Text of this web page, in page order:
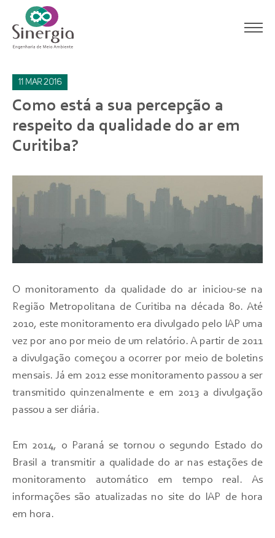
11 mar2016
Como está a sua percepção a
respeito da qualidade do ar em
Curitiba?
O monitoramento da qualidade do ar iniciou-se na
Região Metropolitana de Curitiba na década 80. Até
2010, este monitoramento era divulgado pelo IAP uma
vez por ano por meio de um relatório. A partir de 2011
a divulgação começou a ocorrer por meio de boletins
mensais. Já em 2012 esse monitoramento passou a ser
transmitido quinzenalmente e em 2013 a divulgação
passou a ser diária.
Em 2014, o Paraná se tornou o segundo Estado do
Brasil a transmitir a qualidade do ar nas estações de
monitoramento automático em tempo real. As
informações são atualizadas no site do IAP de hora
em hora.